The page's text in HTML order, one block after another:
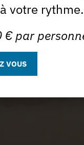
votre rythme.
€ par
VOUS